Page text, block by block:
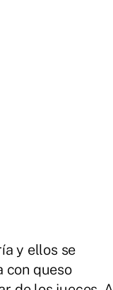
y ellos se
con queso